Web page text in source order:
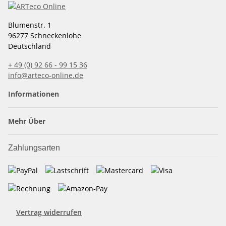
Blumenstr. 1
96277 Schneckenlohe
Deutschland
+ 49 (0) 92 66 - 99 15 36
info@arteco-online.de
Informationen
Mehr Über
Zahlungsarten
Vertrag widerrufen